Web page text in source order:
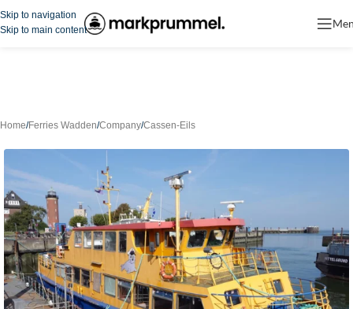
Skip to navigation
Skip to main content
Home/Ferries Wadden/Company/Cassen-Eils